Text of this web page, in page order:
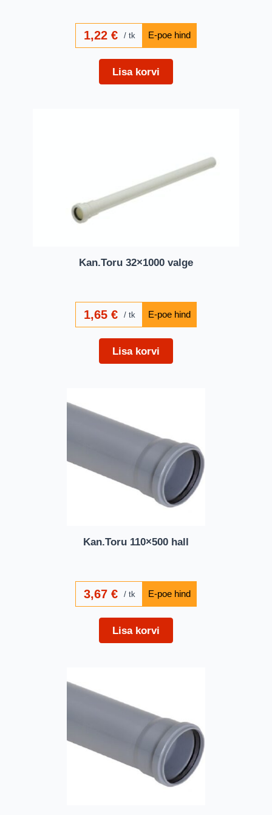
1,22€ tk
Lisa korvi
Kan.Toru 32×1000 valge
1,65€ tk
Lisa korvi
Kan.Toru 110×500 hall
3,67€ tk
Lisa korvi